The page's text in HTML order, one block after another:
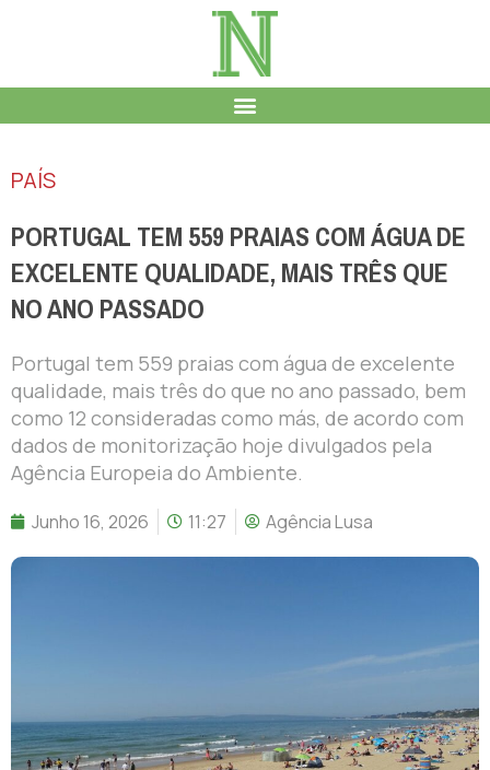
PAÍS
PORTUGAL TEM 559 PRAIAS COM ÁGUA DE
EXCELENTE QUALIDADE, MAIS TRÊS QUE
NO ANO PASSADO
Portugal tem 559 praias com água de excelente
qualidade, mais três do que no ano passado, bem
como 12 consideradas como más, de acordo com
dados de monitorização hoje divulgados pela
Agência Europeia do Ambiente.
Junho 16, 2026 11:27 Agência Lusa